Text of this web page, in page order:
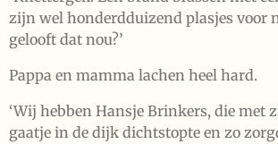
zijn wel honderdduizend plasjes voor
gelooft dat nou?’
Pappa en mamma lachen heel hard.
‘Wij hebben Hansje Brinkers, die met
gaatje in de dijk dichtstopte en zo